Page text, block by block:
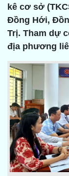
kê cơ sở
Đồng Hới,
Trị. Tham dự
địa phương